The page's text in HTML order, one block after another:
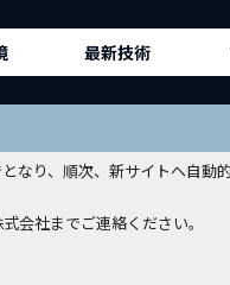
り、順次、新サイトへ自
会社までご連絡ください。
最新技術